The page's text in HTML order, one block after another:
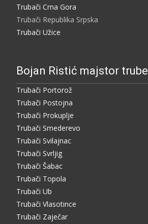
Trubači Crna Gora
Trubači Republika Srpska
Trubači Užice
Bojan Ristić majstor trube
Trubači Portorož
Trubači Postojna
Trubači Prokuplje
Trubači Smederevo
Trubači Svilajnac
Trubači Svrljig
Trubači Šabac
Trubači Topola
Trubači Ub
Trubači Vlasotince
Trubači Zaječar